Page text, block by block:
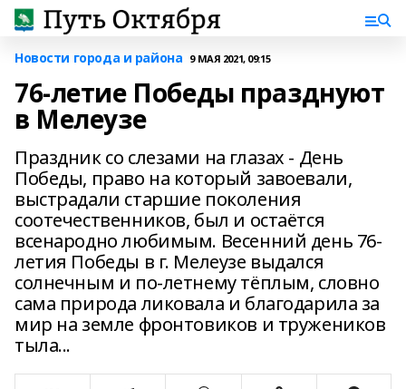
Новости города и района 9 МАЯ 2021, 09:15
76-летие Победы празднуют
в Мелеузе
Праздник со слезами на глазах - День
Победы, право на который завоевали,
выстрадали старшие поколения
соотечественников, был и остаётся
всенародно любимым. Весенний день 76-
летия Победы в г. Мелеузе выдался
солнечным и по-летнему тёплым, словно
сама природа ликовала и благодарила за
мир на земле фронтовиков и тружеников
тыла...